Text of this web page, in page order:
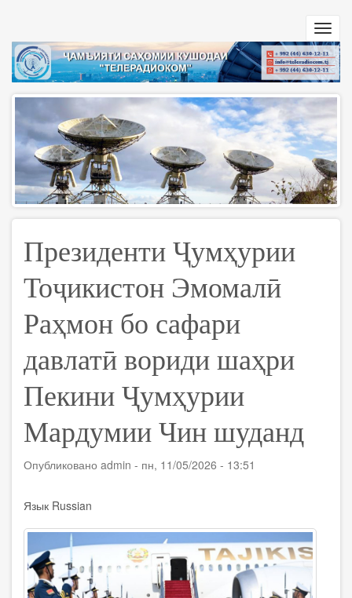
основному
содержанию
Президенти Ҷумҳурии
Тоҷикистон Эмомалӣ
Раҳмон бо сафари
давлатӣ вориди шаҳри
Пекини Ҷумҳурии
Мардумии Чин шуданд
Опубликовано admin - пн, 11/05/2026 - 13:51
Язык Russian